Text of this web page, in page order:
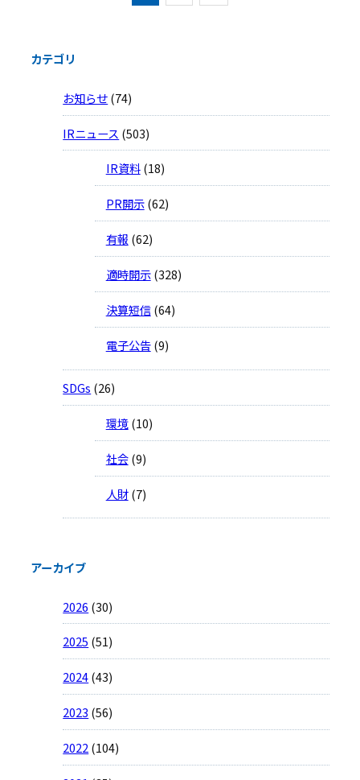
カテゴリ
お知らせ(74)
IRニュース (503)
IR資料(18)
PR開示(62)
有報 (62)
適時開示(328)
決算短信(64)
電子公告(9)
SDGs (26)
環境(10)
社会(9)
人財(7)
アーカイブ
2026 (30)
2025 (51)
2024(43)
2023 (56)
2022(104)